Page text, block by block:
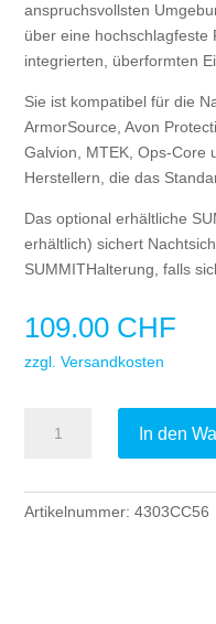
anspruchsvollsten
über eine hochschlagfeste
integrierten, überformten
Sie ist kompatibel für die
ArmorSource, Avon
Galvion, MTEK, Ops-Core
Herstellern, die das
Das optional erhältliche
erhältlich) sichert
SUMMITHalterung, falls
109.00 CHF
zzgl. Versandkosten
Tactical
Shroud
/
In den
Artikelnummer:4303CC56